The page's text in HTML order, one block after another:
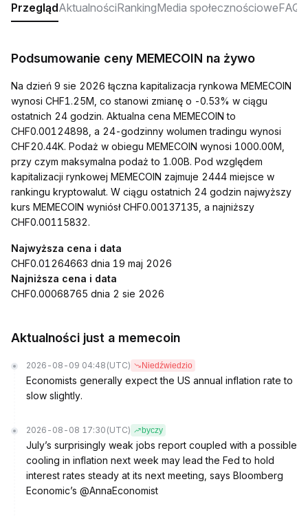
PrzeglądAktualnościRankingMedia społecznościoweFAQ
Podsumowanie ceny MEMECOIN na żywo
Na dzień 9 sie 2026 łączna kapitalizacja rynkowa MEMECOIN
wynosi CHF1.25M, co stanowi zmianę o -0.53% w ciągu
ostatnich 24 godzin. Aktualna cena MEMECOIN to
CHF0.00124898, a 24-godzinny wolumen tradingu wynosi
CHF20.44K. Podaż w obiegu MEMECOIN wynosi 1000.00M,
przy czym maksymalna podaż to 1.00B. Pod względem
kapitalizacji rynkowej MEMECOIN zajmuje 2444 miejsce w
rankingu kryptowalut. W ciągu ostatnich 24 godzin najwyższy
kurs MEMECOIN wyniósł CHF0.00137135, a najniższy
CHF0.00115832.
Najwyższa cena i data
CHF0.01264663 dnia 19 maj 2026
Najniższa cena i data
CHF0.00068765 dnia 2 sie 2026
Aktualności just a memecoin
2026-08-09 04:48 (UTC) Niedźwiedzio
Economists generally expect the US annual inflation rate to
slow slightly.
2026-08-08 17:30 (UTC) byczy
July’s surprisingly weak jobs report coupled with a possible
cooling in inflation next week may lead the Fed to hold
interest rates steady at its next meeting, says Bloomberg
Economic’s @AnnaEconomist